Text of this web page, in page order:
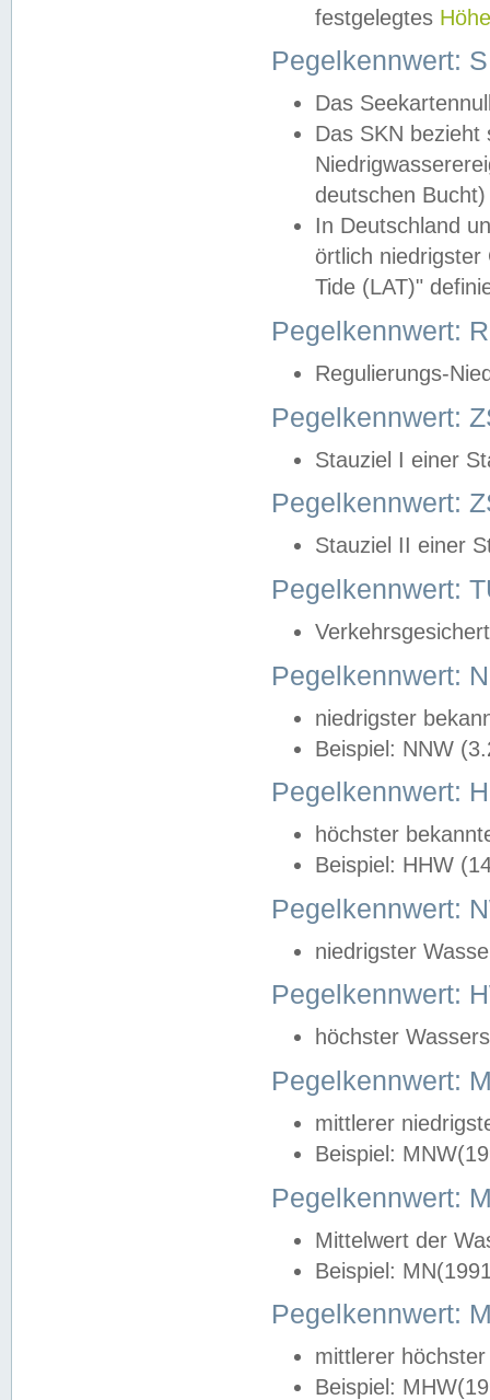
festgelegtes
Pegelkennwert:
Das
Das SKN
deutschen
In Deutschland
örtlich
Tide (LAT)"
Pegelkennwert:
Regulierungs-
Pegelkennwert:
Stauziel I einer
Pegelkennwert:
Stauziel II einer
Pegelkennwert:
Pegelkennwert:
niedrigster
Beispiel: NNW
Pegelkennwert:
höchster
Beispiel: HHW
Pegelkennwert:
niedrigster
Pegelkennwert:
höchster
Pegelkennwert:
mittlerer
Beispiel:
Pegelkennwert:
Mittelwert der
Beispiel:
Pegelkennwert:
mittlerer
Beispiel: